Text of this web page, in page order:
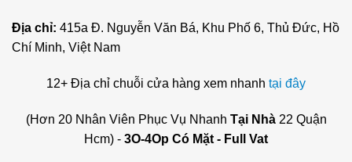
Địa chỉ: 415a Đ. Nguyễn Văn Bá, Khu Phố 6, Thủ Đức, Hồ
Chí Minh, Việt Nam
12+ Địa chỉ chuỗi cửa hàng xem nhanh tại đây
(Hơn 20 Nhân Viên Phục Vụ Nhanh Tại Nhà22 Quận
Hcm) - 3O-4Op Có Mặt - Full Vat